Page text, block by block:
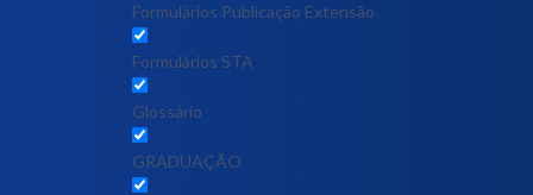
Formulários Publicação Extensão
Formulários STA
Glossário
GRADUAÇÃO